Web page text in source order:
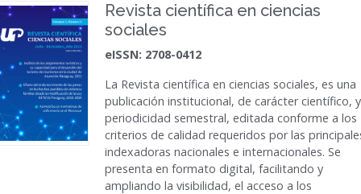
Revista científica en ciencias
sociales
eISSN: 2708-0412
La Revista científica en ciencias sociales, es una
publicación institucional, de carácter científico, y
periodicidad semestral, editada conforme a los
criterios de calidad requeridos por las
indexadoras nacionales e internacionales. Se
presenta en formato digital, facilitando y
ampliando la visibilidad, el acceso a los